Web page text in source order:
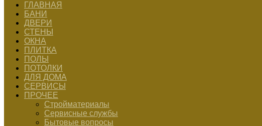
ГЛАВНАЯ
БАНИ
ДВЕРИ
СТЕНЫ
ОКНА
ПЛИТКА
ПОЛЫ
ПОТОЛКИ
ДЛЯ ДОМА
СЕРВИСЫ
ПРОЧЕЕ
Стройматериалы
Сервисные службы
Бытовые вопросы